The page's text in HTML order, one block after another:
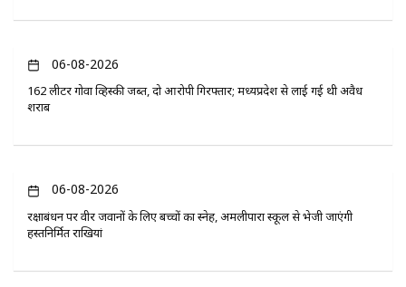
06-08-2026
162 लीटर गोवा व्हिस्की जब्त, दो आरोपी गिरफ्तार; मध्यप्रदेश से लाई गई थी अवैध
शराब
06-08-2026
रक्षाबंधन पर वीर जवानों के लिए बच्चों का स्नेह, अमलीपारा स्कूल से भेजी जाएंगी
हस्तनिर्मित राखियां